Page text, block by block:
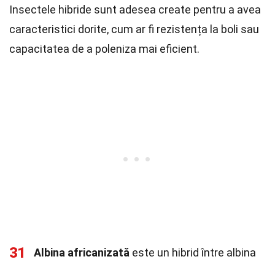
Insectele hibride sunt adesea create pentru a avea
caracteristici dorite, cum ar fi rezistența la boli sau
capacitatea de a poleniza mai eficient.
31 Albina africanizată este un hibrid între albina